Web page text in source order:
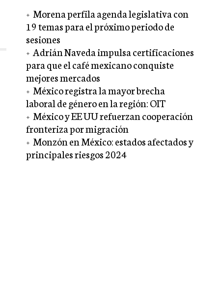
Morena perfila agenda legislativa con
19 temas para el próximo periodo de
sesiones
Adrián Naveda impulsa certificaciones
para que el café mexicano conquiste
mejores mercados
México registra la mayor brecha
laboral de género en la región: OIT
México y EE UU refuerzan cooperación
fronteriza por migración
Monzón en México: estados afectados y
principales riesgos 2024